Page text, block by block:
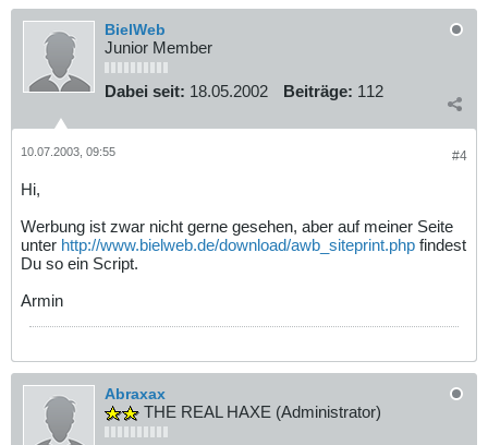
BielWeb
Junior Member
Dabei seit: 18.05.2002 Beiträge: 112
#4
10.07.2003, 09:55
Hi,
Werbung ist zwar nicht gerne gesehen, aber auf meiner Seite
unter http://www.bielweb.de/download/awb_siteprint.php findest
Du so ein Script.
Armin
Abraxax
THE REAL HAXE (Administrator)